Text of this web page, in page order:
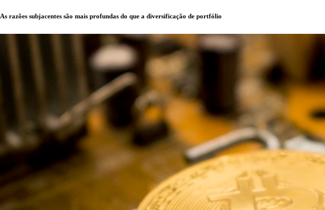
As razões subjacentes são mais profundas do que a diversificação de portfólio